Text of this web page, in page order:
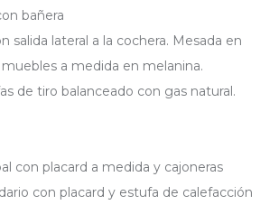
bañera
salida lateral a la cochera. Mesada en
a medida en melanina.
de tiro balanceado con gas natural.
con placard a medida y cajoneras
con placard y estufa de calefacción